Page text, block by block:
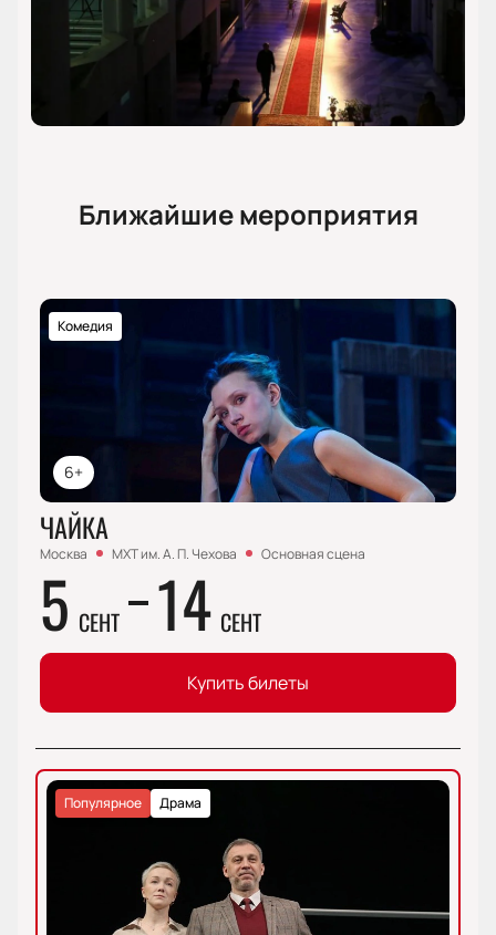
Ближайшие мероприятия
6+
Комедия
ЧАЙКА
Москва МХТ им. А. П. Чехова Основная сцена
5 СЕНТ 14 СЕНТ
Купить билеты
Драма
Популярное